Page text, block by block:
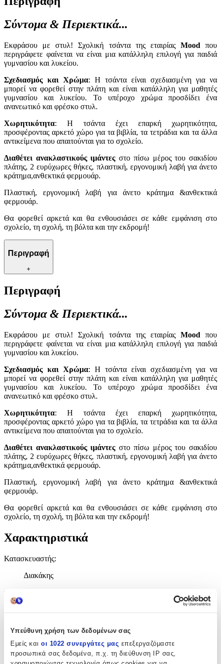
Υπεύθυνη χρήση των δεδομένων σας
Εμείς και οι 1022 συνεργάτες μας επεξεργαζόμαστε
προσωπικά σας δεδομένα, π.χ. τη διεύθυνση IP σας,
Σύντομα & Περιεκτικά...
Εκφράσου με στυλ! Σχολική τσάντα της εταιρίας Mood που
περιγράφετε φαίνεται να είναι μια κατάλληλη επιλογή για παιδιά
γυμνασίου και λυκείου.
Σχεδιασμός και Χρώμα: Η τσάντα είναι σχεδιασμένη για να
μπορεί να φορεθεί στην πλάτη και είναι κατάλληλη για μαθητές
γυμνασίου και λυκείου. Το υπέροχο χρώμα προσδίδει ένα
ανανεωτικό και φρέσκο στυλ.
Χωρητικότητα: Η τσάντα έχει επαρκή χωρητικότητα,
προσφέροντας αρκετό χώρο για τα βιβλία, τα τετράδια και τα άλλα
αντικείμενα που απαιτούνται για το σχολείο.
Διαθέτει ανακλαστικούς ιμάντες στο πίσω μέρος του σακιδίου
πλάτης, 2 ευρύχωρες θήκες, πλαστική, εργονομική λαβή για άνετο
κράτημα,ανθεκτικά φερμουάρ.
Πλαστική, εργονομική λαβή για άνετο κράτημα &ανθεκτικά
φερμουάρ.
Θα φορεθεί αρκετά και θα ενθουσιάσει σε κάθε εμφάνιση στο
σχολείο, τη σχολή, τη βόλτα και την εκδρομή!
Περιγραφή
+
Περιγραφή
Σύντομα & Περιεκτικά...
Εκφράσου με στυλ! Σχολική τσάντα της εταιρίας Mood που
περιγράφετε φαίνεται να είναι μια κατάλληλη επιλογή για παιδιά
γυμνασίου και λυκείου.
Σχεδιασμός και Χρώμα: Η τσάντα είναι σχεδιασμένη για να
μπορεί να φορεθεί στην πλάτη και είναι κατάλληλη για μαθητές
γυμνασίου και λυκείου. Το υπέροχο χρώμα προσδίδει ένα
ανανεωτικό και φρέσκο στυλ.
Χωρητικότητα: Η τσάντα έχει επαρκή χωρητικότητα,
προσφέροντας αρκετό χώρο για τα βιβλία, τα τετράδια και τα άλλα
αντικείμενα που απαιτούνται για το σχολείο.
Διαθέτει ανακλαστικούς ιμάντες στο πίσω μέρος του σακιδίου
πλάτης, 2 ευρύχωρες θήκες, πλαστική, εργονομική λαβή για άνετο
κράτημα,ανθεκτικά φερμουάρ.
Πλαστική, εργονομική λαβή για άνετο κράτημα &ανθεκτικά
φερμουάρ.
Θα φορεθεί αρκετά και θα ενθουσιάσει σε κάθε εμφάνιση στο
σχολείο, τη σχολή, τη βόλτα και την εκδρομή!
Χαρακτηριστικά
Κατασκευαστής:
Διακάκης
Βασικά Χαρακτηριστικά
Χρώμα:
Γκρι
Φύλο: